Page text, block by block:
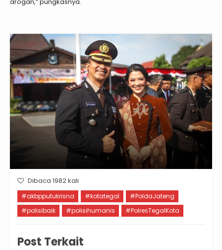
Dibaca 1982 kali
#akbpputukrisna #kotategal
#PoldaJateng
#polisibaik
#polisihumanis #PolresTegalKota
Post Terkait